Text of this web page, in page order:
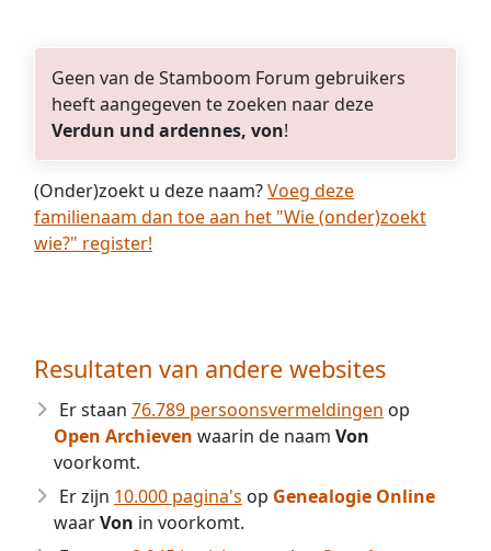
Geen van de Stamboom Forum gebruikers
heeft aangegeven te zoeken naar deze
Verdun und ardennes, von!
(Onder)zoekt u deze naam?Voeg deze
familienaam dan toe aan het "Wie (onder)zoekt
wie?" register!
Resultaten van andere websites
Er staan 76.789 persoonsvermeldingen op
Open Archieven waarin de naam Von
voorkomt.
Er zijn 10.000 pagina's op Genealogie Online
waarVon in voorkomt.